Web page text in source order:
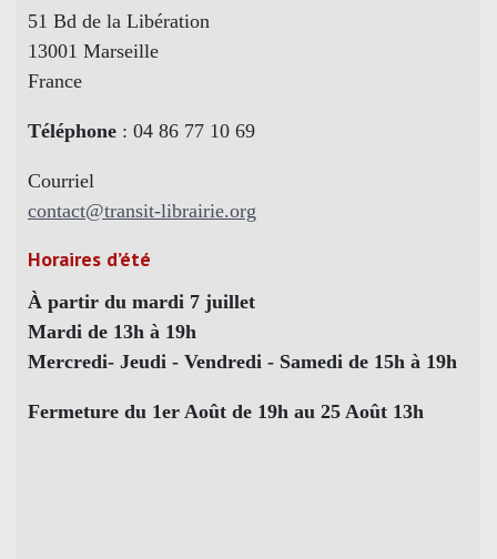
51 Bd de la Libération
13001 Marseille
France
Téléphone : 04 86 77 10 69
Courriel
contact@transit-librairie.org
Horaires d’été
À partir du mardi 7 juillet
Mardi de 13h à 19h
Mercredi- Jeudi - Vendredi - Samedi de 15h à 19h
Fermeture du 1er Août de 19h au 25 Août 13h